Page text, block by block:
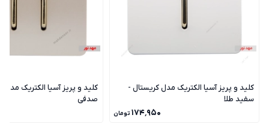
کلید و پریز آسیا الکتریک مدل کریستال -
سفید طلا
۱۷۴٬۹۵۰ تومان
کلید و پریز آسیا الکتریک مدل
صدفی